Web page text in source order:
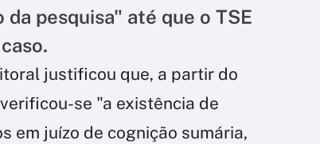
pesquisa" até que o TSE
justificou que, a partir do
se "a existência de
em juízo de cognição sumária,